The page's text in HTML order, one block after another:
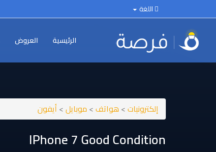
اللغة
الرئيسية العروض
إلكترونيات> هواتف> موبايل> أيفون
IPhone 7 Good Condition